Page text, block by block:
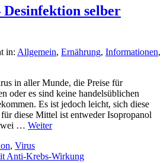
selber
in: Allgemein, Ernährung, Informationen,
in aller Munde, die Preise für
oder es sind keine handelsüblichen
Es ist jedoch leicht, sich diese
diese Mittel ist entweder Isopropanol
… Weiter
, Virus